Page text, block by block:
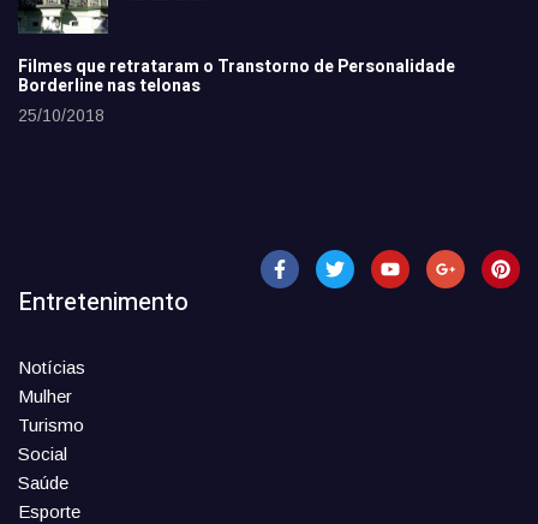
Filmes que retrataram o Transtorno de Personalidade
Borderline nas telonas
25/10/2018
Entretenimento
Notícias
Mulher
Turismo
Social
Saúde
Esporte